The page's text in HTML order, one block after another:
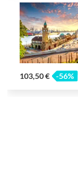
103,50 € -56%